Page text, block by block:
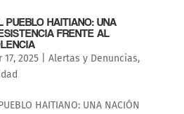
PUEBLO HAITIANO: UNA
FRENTE AL
17, 2025| Alertas y Denuncias,
HAITIANO: UNA NACIÓN